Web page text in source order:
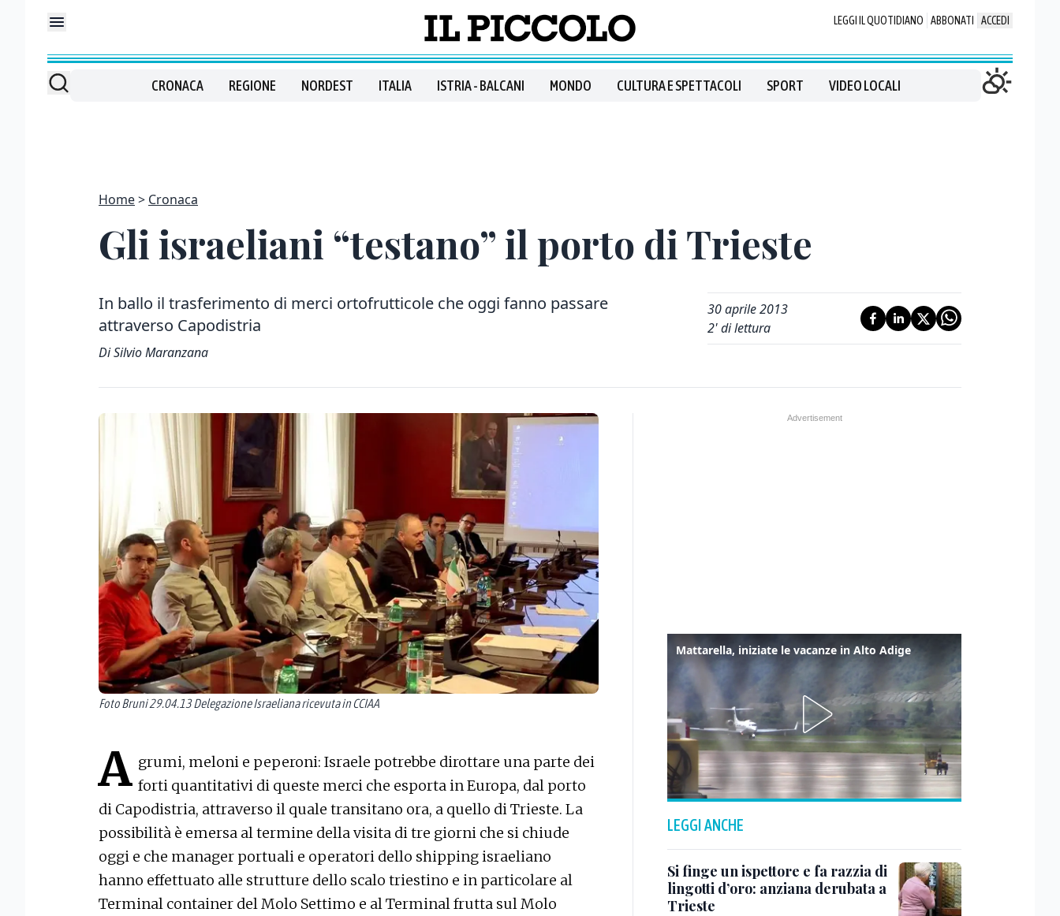
LEGGI IL QUOTIDIANO ABBONATI ACCEDI
CRONACA REGIONE NORDEST ITALIA ISTRIA - BALCANI MONDO CULTURA E SPETTACOLI SPORT VIDEO LOCALI
Home Cronaca
Gli israeliani “testano” il porto di Trieste
In ballo il trasferimento di merci ortofrutticole che oggi fanno passare
attraverso Capodistria
Di Silvio Maranzana
30 aprile 2013
2' di lettura
Foto Bruni 29.04.13 Delegazione Israeliana ricevuta in CCIAA
A grumi, meloni e peperoni: Israele potrebbe dirottare una parte dei
forti quantitativi di queste merci che esporta in Europa, dal porto
di Capodistria, attraverso il quale transitano ora, a quello di Trieste. La
possibilità è emersa al termine della visita di tre giorni che si chiude
oggi e che manager portuali e operatori dello shipping israeliano
hanno effettuato alle strutture dello scalo triestino e in particolare al
Terminal container del Molo Settimo e al Terminal frutta sul Molo
Mattarella, iniziate le vacanze in Alto Adige
LEGGI ANCHE
Si finge un ispettore e fa razzia di
lingotti d’oro: anziana derubata a
Trieste